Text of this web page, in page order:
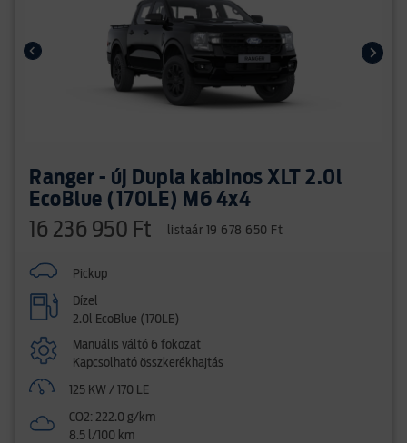
Ranger - új Dupla kabinos XLT 2.0l
EcoBlue (170LE) M6 4x4
16 236 950 Ft listaár 19 678 650 Ft
Pickup
Dízel
2.0l EcoBlue (170LE)
Manuális váltó 6 fokozat
Kapcsolható összkerékhajtás
125 KW / 170 LE
CO2: 222.0 g/km
8.5 l/100 km